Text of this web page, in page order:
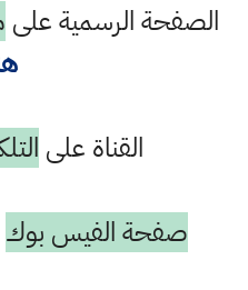
الصفحة الرسمية على
القناة على
صفحة الفيس بوك